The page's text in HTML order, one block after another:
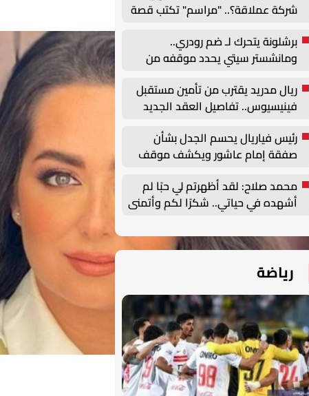
شركة عملاقة؟.. "مراسم" تكتب قصة
والتوظيف الزراعي الأول بجامعة
دمنهور
برشلونة يتحرك لـ ضم رودري..
ومانشستر سيتي يحدد موقفه من
ريال مدريد يقترب من تأمين مستقبل
فينيسيوس.. تفاصيل العقد الجديد
رئيس فياريال يحسم الجدل بشأن
صفقة إمام عاشور ويكشف موقف
محمد صلاح: لقد أظهرتم لي حبًا لم
أشهده في حياتي.. شكرًا لكم وأتمنى
أن أصنع التاريخ هنا
رياضة